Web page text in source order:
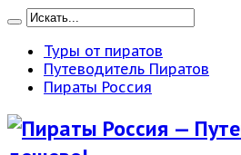
Туры от пиратов
Путеводитель Пиратов
Пираты Россия